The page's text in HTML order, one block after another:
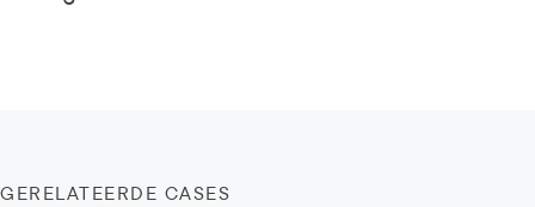
GERELATEERDE CASES